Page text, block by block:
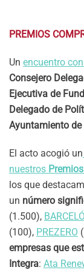
PREMIOS
Un encuentro
Consejero
Ejecutiva de
Delegado de
Ayuntamiento
El acto acogió un
nuestros
los que
un número
(1.500),
(100), PREZERO
empresas que
Integra: Ata